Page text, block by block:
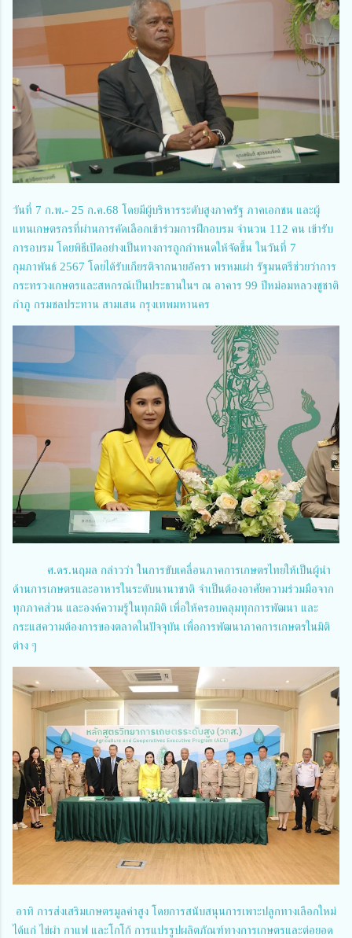
วันที่ 7 ก.พ.- 25 ก.ค.68 โดยมีผู้บริหารระดับสูงภาครัฐ ภาคเอกชน และผู้
แทนเกษตรกรที่ผ่านการคัดเลือกเข้าร่วมการฝึกอบรม จำนวน 112 คน เข้ารับ
การอบรม โดยพิธีเปิดอย่างเป็นทางการถูกกำหนดให้จัดขึ้น ในวันที่ 7
กุมภาพันธ์ 2567 โดยได้รับเกียรติจากนายอัครา พรหมเผ่า รัฐมนตรีช่วยว่าการ
กระทรวงเกษตรและสหกรณ์เป็นประธานในฯ ณ อาคาร 99 ปีหม่อมหลวงชูชาติ
กำภู กรมชลประทาน สามเสน กรุงเทพมหานคร
ศ.ดร.นฤมล กล่าวว่า ในการขับเคลื่อนภาคการเกษตรไทยให้เป็นผู้นำ
ด้านการเกษตรและอาหารในระดับนานาชาติ จำเป็นต้องอาศัยความร่วมมือจาก
ทุกภาคส่วน และองค์ความรู้ในทุกมิติ เพื่อให้ครอบคลุมทุกการพัฒนา และ
กระแสความต้องการของตลาดในปัจจุบัน เพื่อการพัฒนาภาคการเกษตรในมิติ
ต่าง ๆ
อาทิ การส่งเสริมเกษตรมูลค่าสูง โดยการสนับสนุนการเพาะปลูกทางเลือกใหม่
ได้แก่ ไข่ผำ กาแฟ และโกโก้ การแปรรูปผลิตภัณฑ์ทางการเกษตรและต่อยอด